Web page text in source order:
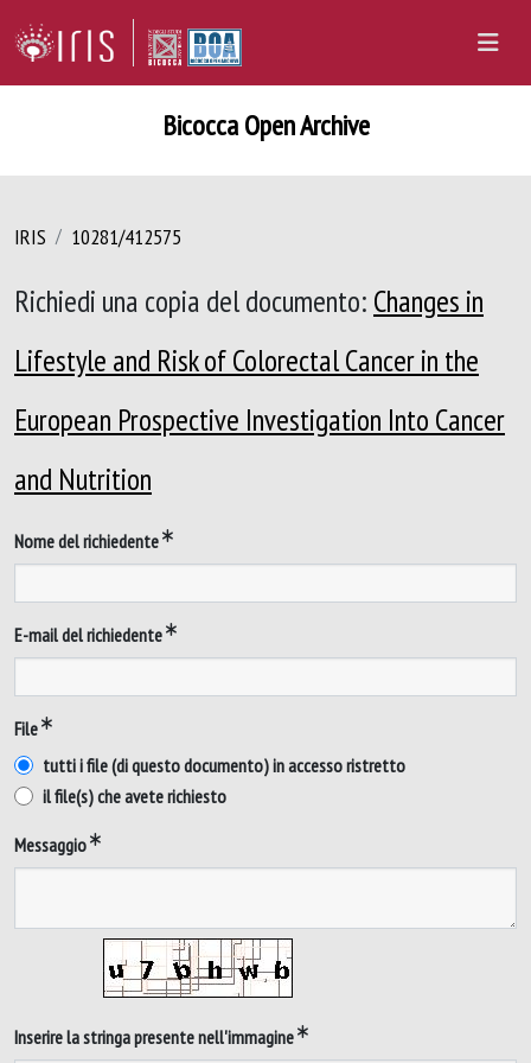
Bicocca Open Archive
IRIS 10281/412575
Richiedi una copia del documento: Changes in
Lifestyle and Risk of Colorectal Cancer in the
European Prospective Investigation Into Cancer
and Nutrition
Nome del richiedente
E-mail del richiedente
File
tutti i file (di questo documento) in accesso ristretto
il file(s) che avete richiesto
Messaggio
Inserire la stringa presente nell'immagine